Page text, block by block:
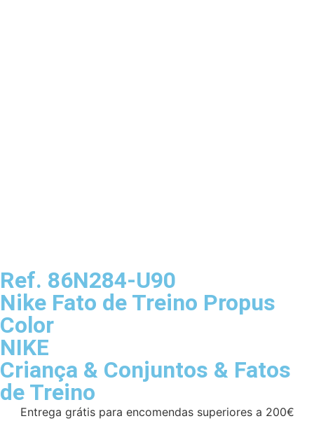
Ref. 86N284-U90
Nike Fato de Treino Propus
Color
NIKE
Criança & Conjuntos & Fatos
de Treino
Entrega grátis para encomendas superiores a 200€